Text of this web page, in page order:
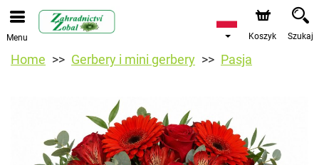
Menu Koszyk Szukaj
Home Gerbery i mini gerbery Pasja